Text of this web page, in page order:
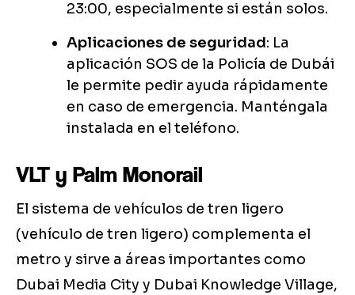
23:00, especialmente si están solos.
Aplicaciones de seguridad: La
aplicación SOS de la Policía de Dubái
le permite pedir ayuda rápidamente
en caso de emergencia. Manténgala
instalada en el teléfono.
VLT y Palm Monorail
El sistema de vehículos de tren ligero
(vehículo de tren ligero) complementa el
metro y sirve a áreas importantes como
Dubai Media City y Dubai Knowledge Village,